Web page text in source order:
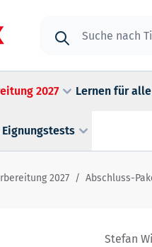
2027 Lernen für
2027 / Abschluss-
Stefan